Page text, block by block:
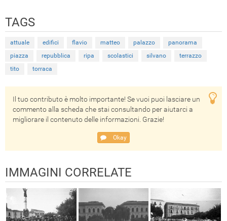
TAGS
attuale edifici flavio matteo palazzo
panorama
piazza
repubblica ripa scolastici silvano
terrazzo
tito
torraca
Il tuo contributo è molto importante! Se vuoi puoi lasciare un
commento alla scheda che stai consultando per aiutarci a
migliorare il contenuto delle informazioni. Grazie!
Okay
IMMAGINI CORRELATE